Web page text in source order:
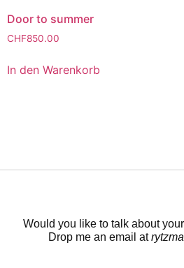
Door to summer
CHF850.00
In den Warenkorb
Would you like to talk about
Drop me an email at